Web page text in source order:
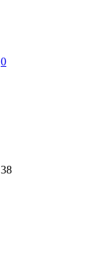
0
38